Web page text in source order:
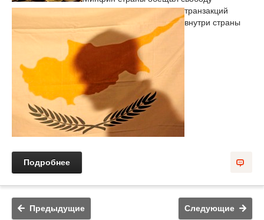
транзакций
внутри страны
Подробнее
Предыдущие Следующие